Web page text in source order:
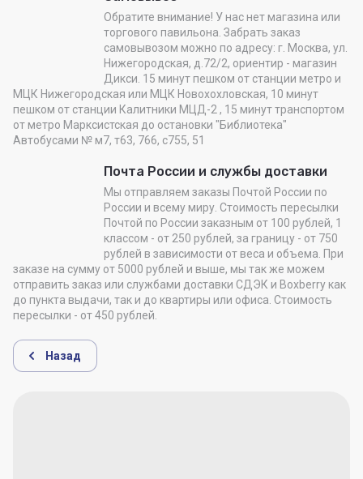
Обратите внимание! У нас нет магазина или
торгового павильона. Забрать заказ
самовывозом можно по адресу: г. Москва, ул.
Нижегородская, д.72/2, ориентир - магазин
Дикси. 15 минут пешком от станции метро и
МЦК Нижегородская или МЦК Новохохловская, 10 минут
пешком от станции Калитники МЦД-2 , 15 минут транспортом
от метро Марксистская до остановки "Библиотека"
Автобусами № м7, т63, 766, с755, 51
Почта России и службы доставки
Мы отправляем заказы Почтой России по
России и всему миру. Стоимость пересылки
Почтой по России заказным от 100 рублей, 1
классом - от 250 рублей, за границу - от 750
рублей в зависимости от веса и объема. При
заказе на сумму от 5000 рублей и выше, мы так же можем
отправить заказ или службами доставки СДЭК и Boxberry как
до пункта выдачи, так и до квартиры или офиса. Стоимость
пересылки - от 450 рублей.
Назад